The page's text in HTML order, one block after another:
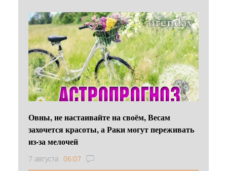
Овны, не настаивайте на своём, Весам
захочется красоты, а Раки могут переживать
из-за мелочей
7 августа 06:07